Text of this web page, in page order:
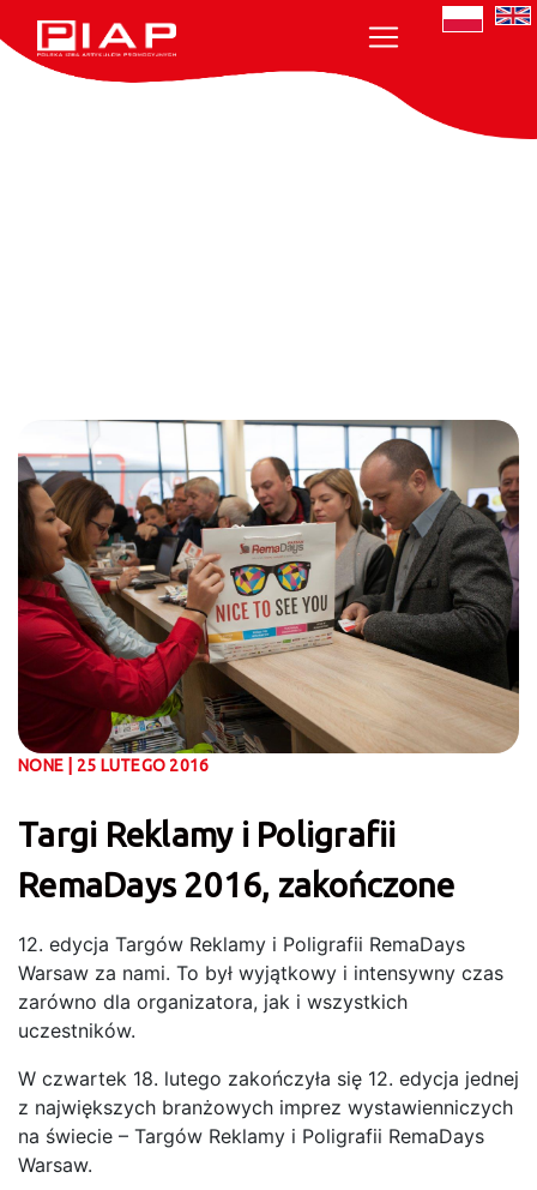
NONE | 25 LUTEGO 2016
Targi Reklamy i Poligrafii
RemaDays 2016, zakończone
12. edycja Targów Reklamy i Poligrafii RemaDays
Warsaw za nami. To był wyjątkowy i intensywny czas
zarówno dla organizatora, jak i wszystkich
uczestników.
W czwartek 18. lutego zakończyła się 12. edycja jednej
z największych branżowych imprez wystawienniczych
na świecie – Targów Reklamy i Poligrafii RemaDays
Warsaw.